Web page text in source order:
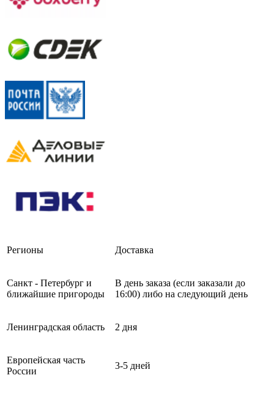
Регионы Доставка
Санкт - Петербург и
ближайшие пригороды
В день заказа (если заказали до
16:00) либо на следующий день
Ленинградская область 2 дня
Европейская часть
России
3-5 дней